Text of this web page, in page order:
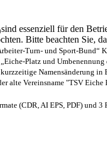
essenziell für den
Bitte beachten
Turn- und Sport-Bund“
Platz und
Namensänderung in
alte Vereinsname "TSV
(CDR, AI EPS, PDF) und 3